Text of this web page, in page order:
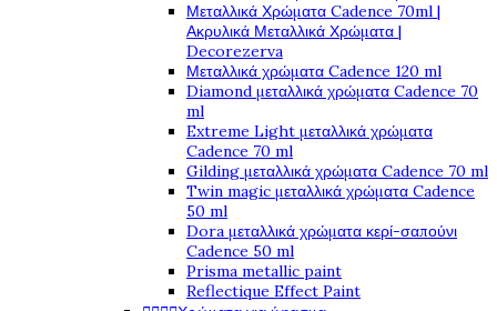
Μεταλλικά Χρώματα Cadence 70ml |
Ακρυλικά Μεταλλικά Χρώματα |
Decorezerva
Μεταλλικά χρώματα Cadence 120 ml
Diamond μεταλλικά χρώματα Cadence 70
ml
Extreme Light μεταλλικά χρώματα
Cadence 70 ml
Gilding μεταλλικά χρώματα Cadence 70 ml
Twin magic μεταλλικά χρώματα Cadence
50 ml
Dora μεταλλικά χρώματα κερί-σαπούνι
Cadence 50 ml
Prisma metallic paint
Reflectique Effect Paint